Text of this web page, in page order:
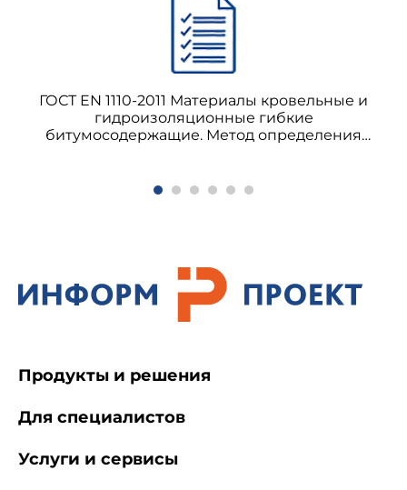
ГОСТ EN 1110-2011 Материалы кровельные и
гидроизоляционные гибкие
битумосодержащие. Метод определения
Продукты и решения
Для специалистов
Услуги и сервисы